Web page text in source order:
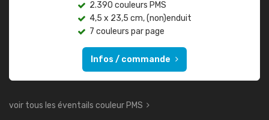
2.390 couleurs PMS
4,5 x 23,5 cm, (non)enduit
7 couleurs par page
Infos / commande
voir tous les éventails couleur PMS